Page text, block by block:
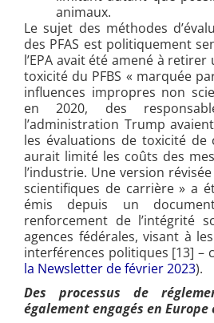
animaux.
Le sujet des méthodes
des PFAS est politiquement
l’EPA avait été amené à
toxicité du PFBS « marquée
influences impropres non
en 2020, des
l’administration Trump
les évaluations de toxicité de
aurait limité les coûts des
l’industrie. Une version
scientifiques de carrière » a
émis depuis un
renforcement de l’intégrité
agences fédérales, visant à
interférences politiques [13] –
la Newsletter de février 2023).
Des processus de
également engagés en